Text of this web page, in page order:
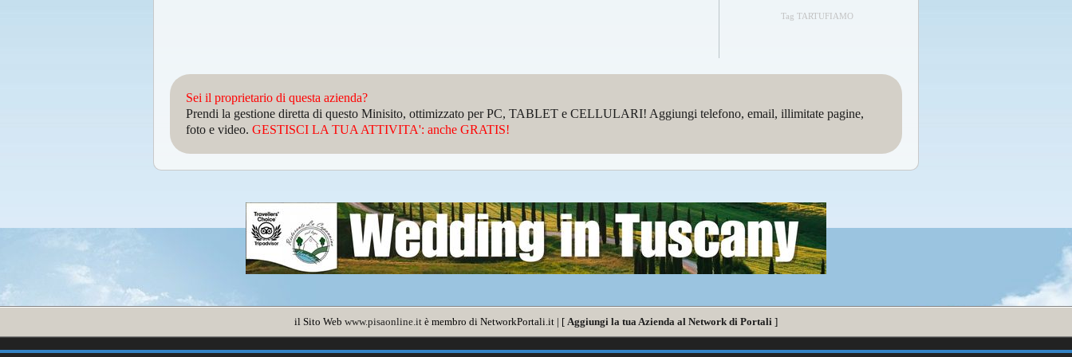
Tag TARTUFIAMO
Sei il proprietario di questa azienda?
Prendi la gestione diretta di questo Minisito, ottimizzato per PC, TABLET e CELLULARI! Aggiungi telefono, email, illimitate pagine,
foto e video. GESTISCI LA TUA ATTIVITA': anche GRATIS!
il Sito Web www.pisaonline.it è membro di NetworkPortali.it | [ Aggiungi la tua Azienda al Network di Portali ]